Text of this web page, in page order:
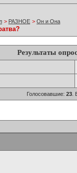
> РАЗНОЕ > Он и Она
Результаты
Голосовавшие: 23.